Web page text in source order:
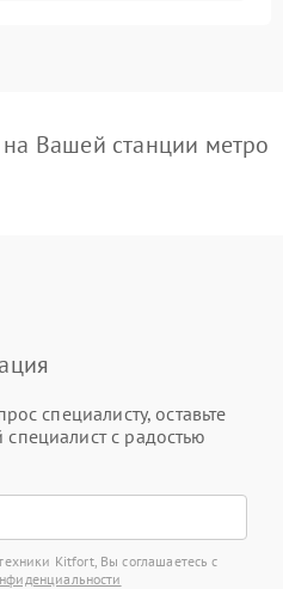
Вашей станции метро
специалисту, оставьте
с радостью
Kitfort, Вы соглашаетесь с